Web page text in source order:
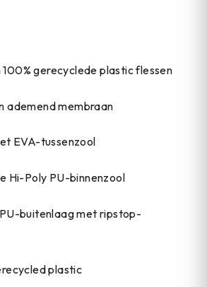
gerecyclede plastic flessen
ademend membraan
EVA-tussenzool
Hi-Poly PU-binnenzool
buitenlaag met ripstop-
plastic